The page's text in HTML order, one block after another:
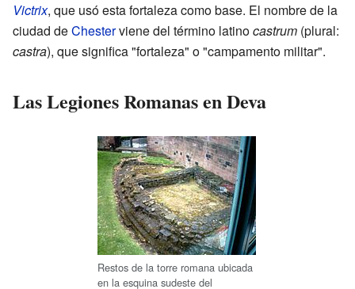
Victrix, que usó esta fortaleza como base. El nombre de la
ciudad deChesterviene del término latinocastrum (plural:
castra), que significa "fortaleza" o "campamento militar".
Las Legiones Romanas en Deva
Restos de la torre romana ubicada
en la esquina sudeste del